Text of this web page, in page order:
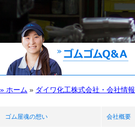
» ホーム » ダイワ化工株式会社・会社情報
ゴム屋魂の想い 会社概要